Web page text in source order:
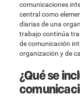
comunicaciones
central como
diarias de una
trabajo continúa
de comunicación
organización y de
¿Qué se